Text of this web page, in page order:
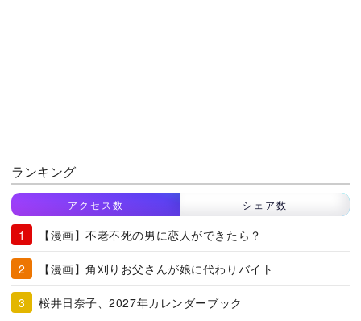
ランキング
アクセス数 シェア数
【漫画】不老不死の男に恋人ができたら？
【漫画】角刈りお父さんが娘に代わりバイト
桜井日奈子、2027年カレンダーブック